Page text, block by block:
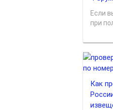
Если
при
Как